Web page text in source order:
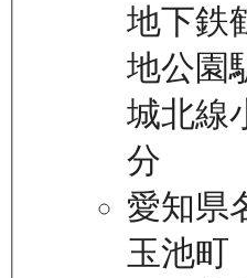
地下鉄
地公園
城北線
分
愛知県
玉池町